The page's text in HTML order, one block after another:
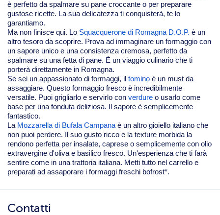
è perfetto da spalmare su pane croccante o per preparare
gustose ricette. La sua delicatezza ti conquisterà, te lo
garantiamo.
Ma non finisce qui. Lo Squacquerone di Romagna D.O.P. è un
altro tesoro da scoprire. Prova ad immaginare un formaggio con
un sapore unico e una consistenza cremosa, perfetto da
spalmare su una fetta di pane. È un viaggio culinario che ti
porterà direttamente in Romagna.
Se sei un appassionato di formaggi, il tomino è un must da
assaggiare. Questo formaggio fresco è incredibilmente
versatile. Puoi grigliarlo e servirlo con verdure o usarlo come
base per una fonduta deliziosa. Il sapore è semplicemente
fantastico.
La Mozzarella di Bufala Campanaè un altro gioiello italiano che
non puoi perdere. Il suo gusto ricco e la texture morbida la
rendono perfetta per insalate, caprese o semplicemente con olio
extravergine d'oliva e basilico fresco. Un'esperienza che ti farà
sentire come in una trattoria italiana. Metti tutto nel carrello e
preparati ad assaporare i formaggi freschi bofrost*.
Contatti